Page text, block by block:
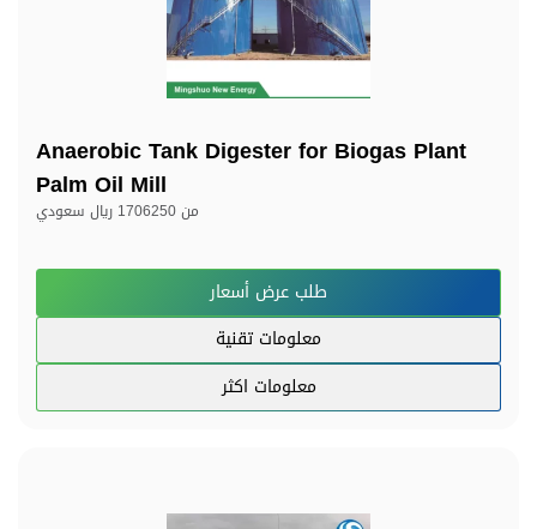
Anaerobic Tank Digester for Biogas Plant
Palm Oil Mill
من1706250 ريال سعودي
طلب عرض أسعار
معلومات تقنية
معلومات اكثر